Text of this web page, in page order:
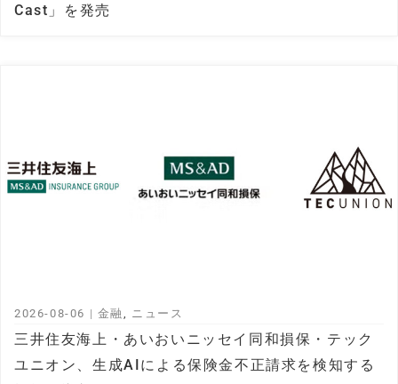
Cast」を発売
三井住友海上・あいおいニッセイ同和損保・テック
ユニオン、生成AIによる保険金不正請求を検知する
2026-08-06 | 金融 ニュース